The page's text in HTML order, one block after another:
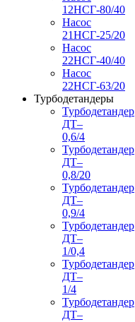
12НСГ-80/40
Насос
21НСГ-25/20
Насос
22НСГ-40/40
Насос
22НСГ-63/20
Турбодетандеры
Турбодетандер
ДТ–
0,6/4
Турбодетандер
ДТ–
0,8/20
Турбодетандер
ДТ–
0,9/4
Турбодетандер
ДТ–
1/0,4
Турбодетандер
ДТ–
1/4
Турбодетандер
ДТ–